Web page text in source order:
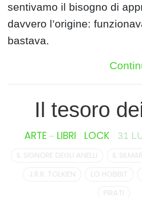
sentivamo il bisogno di
davvero l’origine:
bastava.
Il tesoro
ARTE– LIBRI LOCK 31
IL SIGNORE DEGLI ANELLI IL
J.R.R. TOLKIEN
LO HOBBIT
PIRATI